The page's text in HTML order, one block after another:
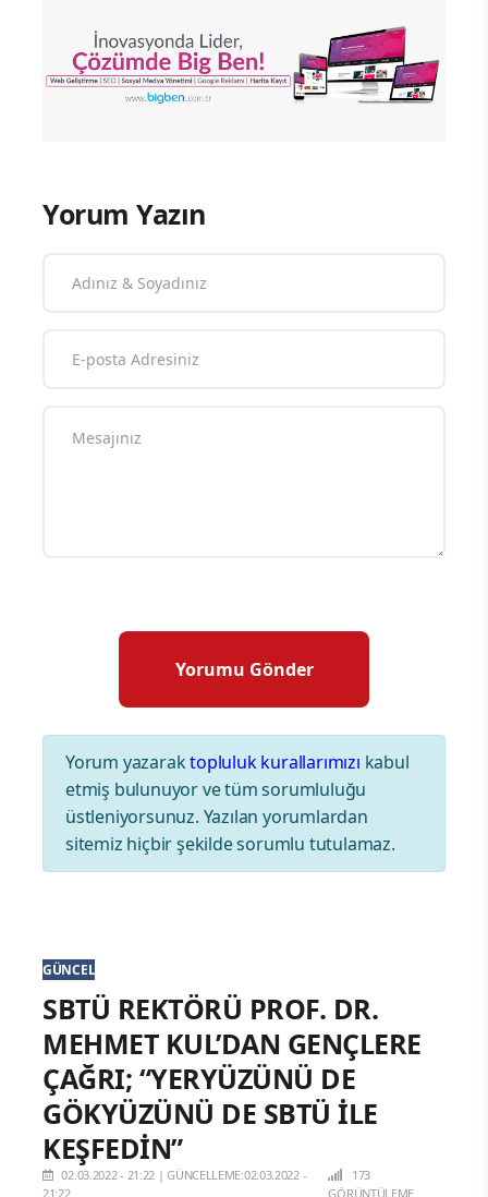
Yorum Yazın
Yorum yazaraktopluluk kurallarımızı kabul
etmiş bulunuyor ve tüm sorumluluğu
üstleniyorsunuz. Yazılan yorumlardan
sitemiz hiçbir şekilde sorumlu tutulamaz.
GÜNCEL
SBTÜ REKTÖRÜ PROF. DR.
MEHMET KUL’DAN GENÇLERE
ÇAĞRI; “YERYÜZÜNÜ DE
GÖKYÜZÜNÜ DE SBTÜ İLE
KEŞFEDİN”
02.03.2022 - 21:22 |GÜNCELLEME:02.03.2022 -
21:22
173
GÖRÜNTÜLEME